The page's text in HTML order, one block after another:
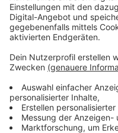
So könnt ihr
Kabelanschluss
Anzeige
Dazu benötigt ihr
Radio an einen
benötigt ihr einen
DVB-C-Receiver für